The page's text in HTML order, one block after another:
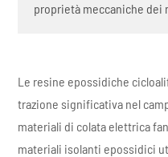
proprietà meccaniche dei
Le resine epossidiche
trazione significativa nel
materiali di colata elettrica
materiali isolanti epossidici